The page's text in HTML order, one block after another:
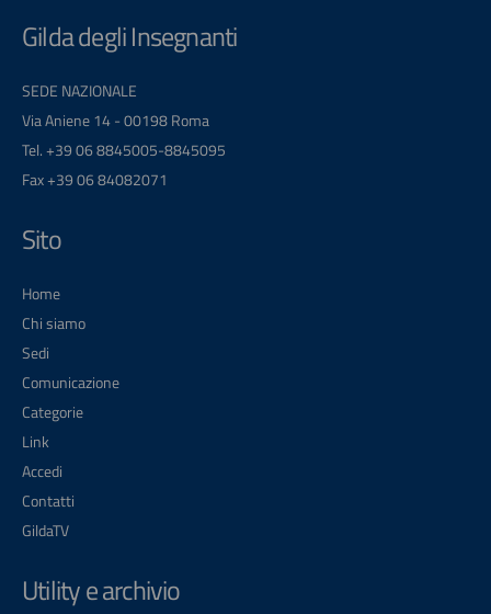
Gilda degli Insegnanti
SEDE NAZIONALE
Via Aniene 14 - 00198 Roma
Tel. +39 06 8845005-8845095
Fax +39 06 84082071
Sito
Home
Chi siamo
Sedi
Comunicazione
Categorie
Link
Accedi
Contatti
GildaTV
Utility e archivio